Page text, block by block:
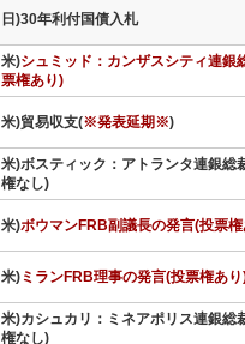
日)30年利付国債入札
米)シュミッド：カンザスシティ連銀
票権あり)
米)貿易収支(※発表延期※)
米)ボスティック：アトランタ連銀総
権なし)
米)ボウマンFRB副議長の発言(投票
米) ミランFRB理事の発言(投票権あり
米)カシュカリ：ミネアポリス連銀総
権なし)